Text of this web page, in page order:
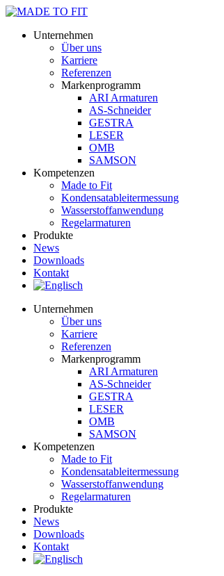
Unternehmen
Über uns
Karriere
Referenzen
Markenprogramm
ARI Armaturen
AS-Schneider
GESTRA
LESER
OMB
SAMSON
Kompetenzen
Made to Fit
Kondensat­ableiter­messung
Wasserstoff­anwendung
Regel­arma­turen
Produkte
News
Downloads
Kontakt
Unternehmen
Über uns
Karriere
Referenzen
Markenprogramm
ARI Armaturen
AS-Schneider
GESTRA
LESER
OMB
SAMSON
Kompetenzen
Made to Fit
Kondensat­ableiter­messung
Wasserstoff­anwendung
Regel­arma­turen
Produkte
News
Downloads
Kontakt